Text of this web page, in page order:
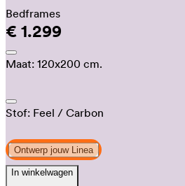
Bedframes
€ 1.299
Maat: 120x200 cm.
Stof: Feel / Carbon
Ontwerp jouw Linea
In winkelwagen